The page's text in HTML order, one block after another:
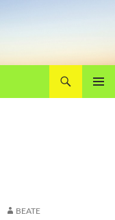
BEATE